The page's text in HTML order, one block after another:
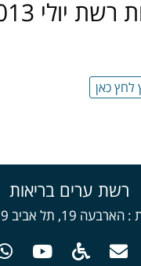
יולי 2013
לחץ כאן
רשת ערים בריאות
הארבעה 19, תל אביב 64739